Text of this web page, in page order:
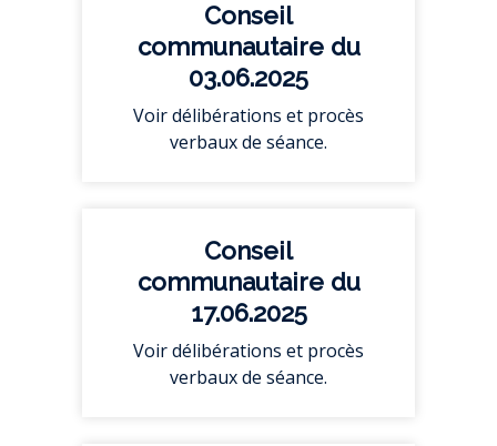
Conseil
communautaire du
03.06.2025
Voir délibérations et procès
verbaux de séance.
Conseil
communautaire du
17.06.2025
Voir délibérations et procès
verbaux de séance.